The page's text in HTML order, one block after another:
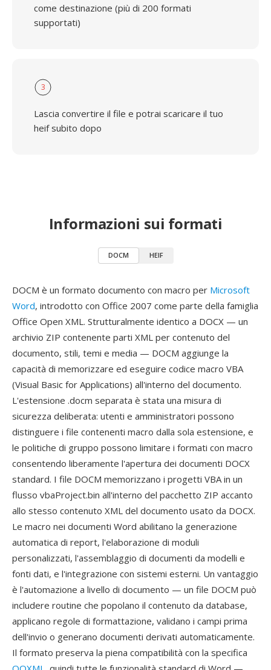
come destinazione (più di 200 formati
supportati)
3
Lascia convertire il file e potrai scaricare il tuo
heif subito dopo
Informazioni sui formati
DOCM HEIF
DOCM è un formato documento con macro per Microsoft
Word, introdotto con Office 2007 come parte della famiglia
Office Open XML. Strutturalmente identico a DOCX — un
archivio ZIP contenente parti XML per contenuto del
documento, stili, temi e media — DOCM aggiunge la
capacità di memorizzare ed eseguire codice macro VBA
(Visual Basic for Applications) all'interno del documento.
L'estensione .docm separata è stata una misura di
sicurezza deliberata: utenti e amministratori possono
distinguere i file contenenti macro dalla sola estensione, e
le politiche di gruppo possono limitare i formati con macro
consentendo liberamente l'apertura dei documenti DOCX
standard. I file DOCM memorizzano i progetti VBA in un
flusso vbaProject.bin all'interno del pacchetto ZIP accanto
allo stesso contenuto XML del documento usato da DOCX.
Le macro nei documenti Word abilitano la generazione
automatica di report, l'elaborazione di moduli
personalizzati, l'assemblaggio di documenti da modelli e
fonti dati, e l'integrazione con sistemi esterni. Un vantaggio
è l'automazione a livello di documento — un file DOCM può
includere routine che popolano il contenuto da database,
applicano regole di formattazione, validano i campi prima
dell'invio o generano documenti derivati automaticamente.
Il formato preserva la piena compatibilità con la specifica